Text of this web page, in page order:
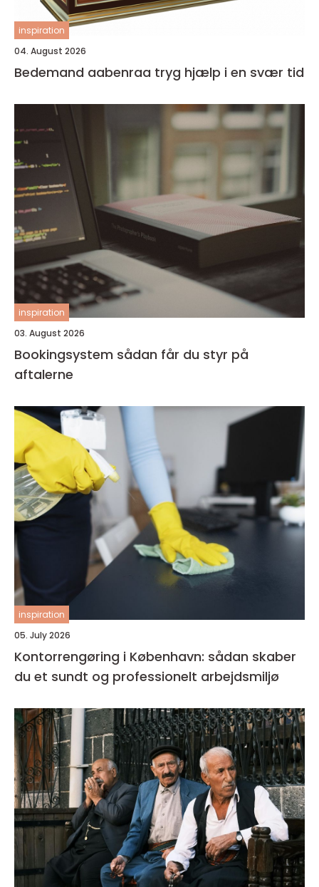
inspiration
04. August 2026
Bedemand aabenraa tryg hjælp i en svær tid
inspiration
03. August 2026
Bookingsystem sådan får du styr på
aftalerne
inspiration
05. July 2026
Kontorrengøring i København: sådan skaber
du et sundt og professionelt arbejdsmiljø